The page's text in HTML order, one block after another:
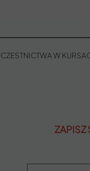
ZAPISZ
W